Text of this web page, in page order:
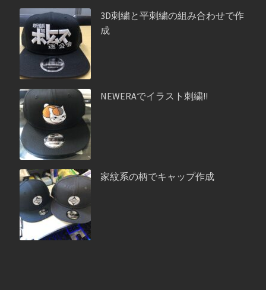
3D刺繍と平刺繍の組み合わせで作
成
NEWERAでイラスト刺繍!!
家紋系の柄でキャップ作成